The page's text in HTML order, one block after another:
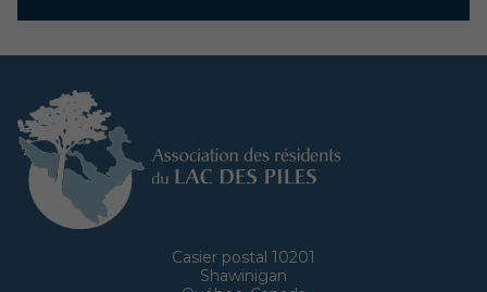
Casier postal 10201
Shawinigan